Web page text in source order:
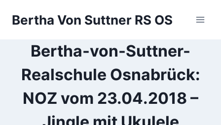
InhaltBertha Von Suttner RS OS
Bertha-von-Suttner-
Realschule Osnabrück:
NOZ vom 23.04.2018 –